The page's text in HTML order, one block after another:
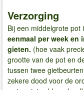
Verzorging
Bij een middelgrote pot
eenmaal per week en
gieten. (hoe vaak
grootte van de pot en
tussen twee
zekere dood voor de